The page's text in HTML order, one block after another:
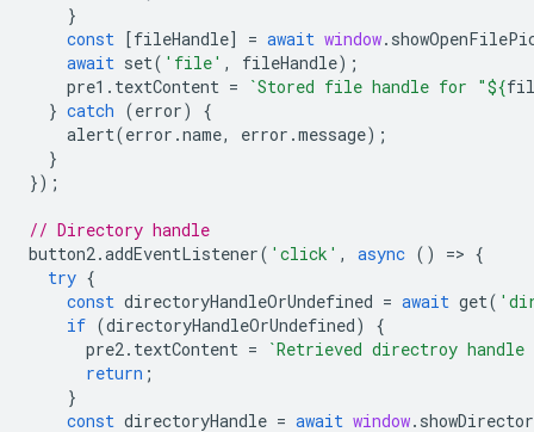
}
const [fileHandle] = await window.
await set( 'file' , fileHandle);
pre1 . textContent = `Stored file handle for "${
} catch (error)
{
alert(error .name, error .message);
}
});
// Directory handle
button2.addEventListener( 'click' , async () => {
try {
const directoryHandleOrUndefined = await get(
if (directoryHandleOrUndefined)
{
pre2. textContent =
`Retrieved directroy
return ;
}
const directoryHandle = await window.